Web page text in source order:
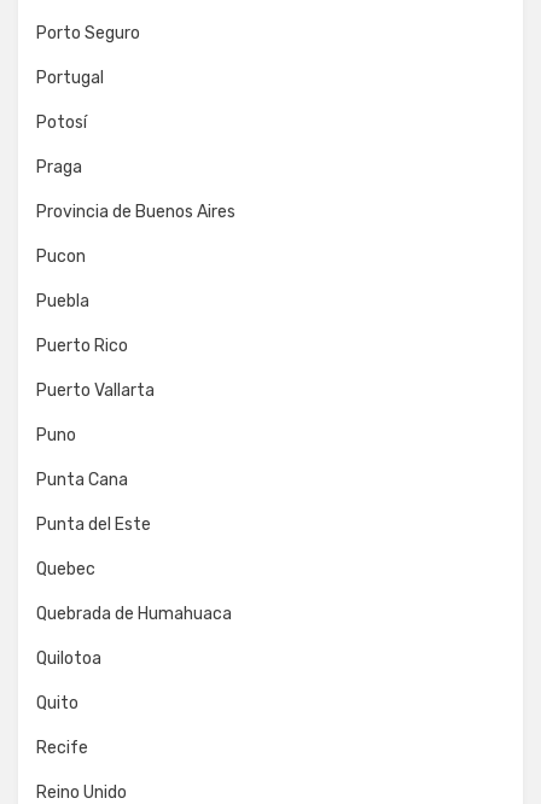
Porto Seguro
Portugal
Potosí
Praga
Provincia de Buenos Aires
Pucon
Puebla
Puerto Rico
Puerto Vallarta
Puno
Punta Cana
Punta del Este
Quebec
Quebrada de Humahuaca
Quilotoa
Quito
Recife
Reino Unido